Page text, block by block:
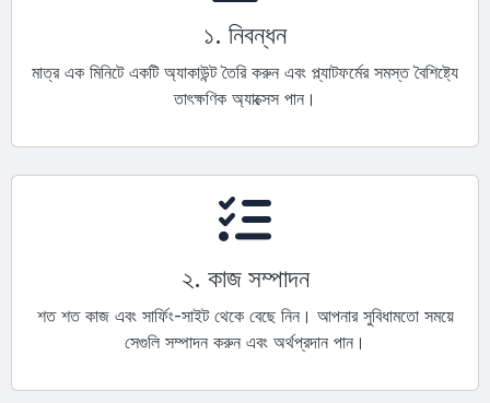
১. নিবন্ধন
মাত্র এক মিনিটে একটি অ্যাকাউন্ট তৈরি করুন এবং প্ল্যাটফর্মের সমস্ত বৈশিষ্ট্যে
তাৎক্ষণিক অ্যাক্সেস পান।
২. কাজ সম্পাদন
শত শত কাজ এবং সার্ফিং-সাইট থেকে বেছে নিন। আপনার সুবিধামতো সময়ে
সেগুলি সম্পাদন করুন এবং অর্থপ্রদান পান।